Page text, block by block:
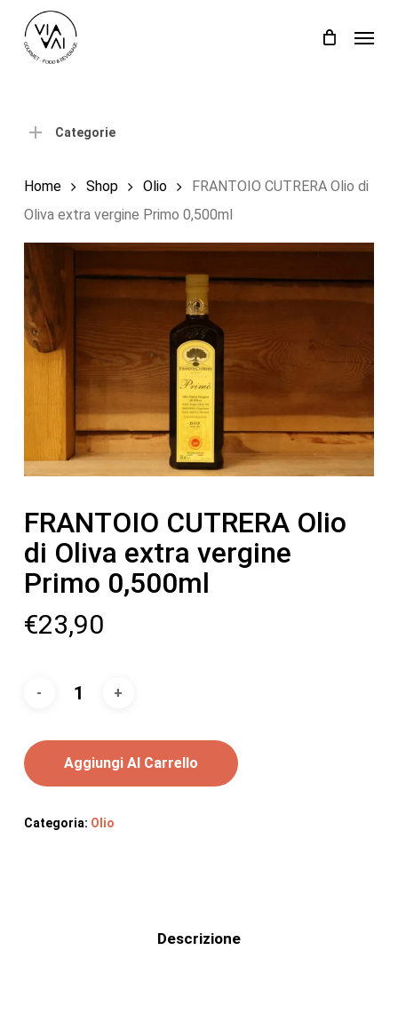
Carrello Close
Categorie
Home Shop Olio
FRANTOIO CUTRERA Olio di
Oliva extra vergine Primo 0,500ml
FRANTOIO CUTRERA Olio
di Oliva extra vergine
Primo 0,500ml
€23,90
Aggiungi Al Carrello
Categoria: Olio
Descrizione